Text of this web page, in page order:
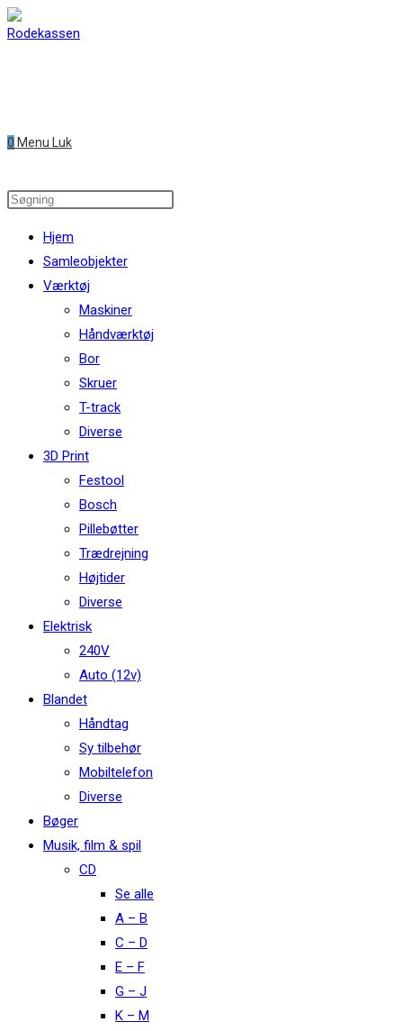
Skip
to
0 Menu Luk
Search
website
Hjem
Samleobjekter
Værktøj
Maskiner
Håndværktøj
Bor
Skruer
T-track
Diverse
3D Print
Festool
Bosch
Pillebøtter
Trædrejning
Højtider
Diverse
Elektrisk
240V
Auto (12v)
Blandet
Håndtag
Sy tilbehør
Mobiltelefon
Diverse
Bøger
Musik, film & spil
CD
Se alle
A – B
C – D
E – F
G – J
K – M